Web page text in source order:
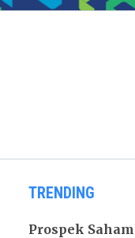
TRENDING
Prospek